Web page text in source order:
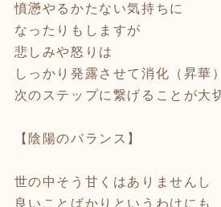
憤懣やるかたない気持ちに
なったりもしますが
悲しみや怒りは
しっかり発露させて消化（昇華
次のステップに繋げることが大
【陰陽のバランス】
世の中そう甘くはありませんし
良いことばかりというわけにも